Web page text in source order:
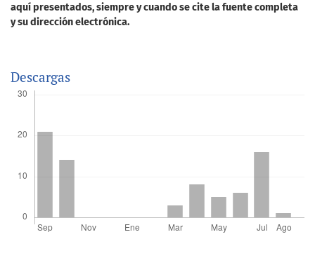
aquí presentados, siempre y cuando se cite la fuente completa
y su dirección electrónica.
Descargas